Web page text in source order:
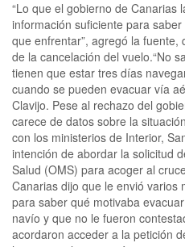
“Lo que el gobierno de Canarias
información suficiente para
que enfrentar”, agregó la
de la cancelación del vuelo.“No
tienen que estar tres días
cuando se pueden evacuar vía
Clavijo. Pese al rechazo del
carece de datos sobre la
con los ministerios de Interior,
intención de abordar la solicitud
Salud (OMS) para acoger al
Canarias dijo que le envió varios
para saber qué motivaba
navío y que no le fueron
acordaron acceder a la petición